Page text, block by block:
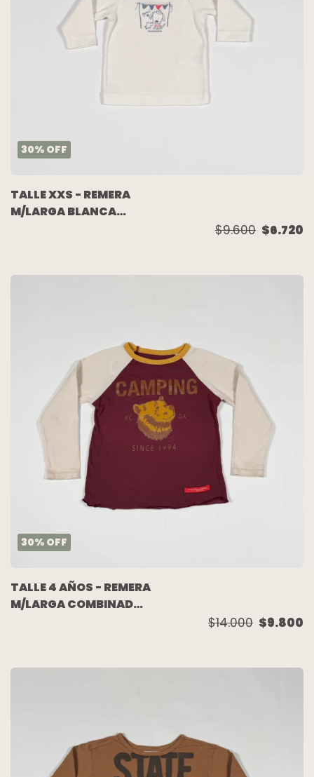
30% OFF
TALLE XXS - REMERA
M/LARGA BLANCA
$9.600 $6.720
30% OFF
TALLE 4 AÑOS - REMERA
M/LARGA COMBINADA
$14.000 $9.800